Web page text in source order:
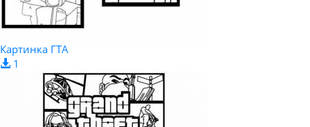
Картинка ГТА
1